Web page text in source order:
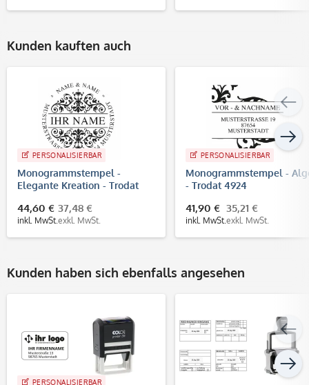
Kunden kauften auch
PERSONALISIERBAR
Monogrammstempel -
Elegante Kreation - Trodat
44,60 €
inkl. MwSt.
37,48 €
exkl. MwSt.
PERSONALISIERBAR
Monogrammstempel -
- Trodat 4924
41,90 €
inkl. MwSt.
35,21 €
exkl. MwSt.
Kunden haben sich ebenfalls angesehen
PERSONALISIERBAR